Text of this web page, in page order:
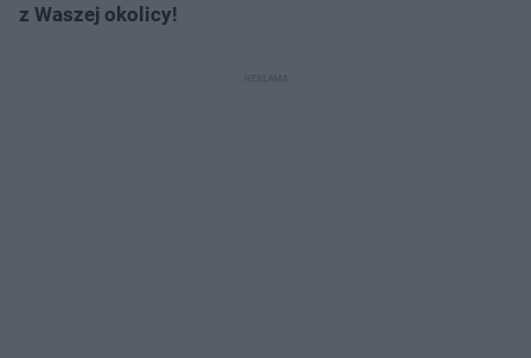
z Waszej okolicy!